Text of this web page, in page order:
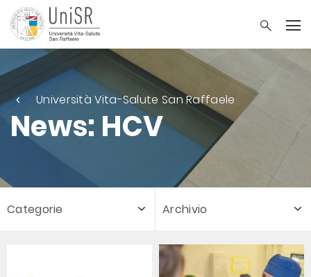
Università Vita-Salute San Raffaele
News: HCV
Categorie Archivio